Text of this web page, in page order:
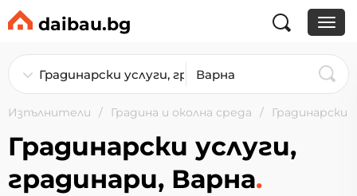
daibau.bg
Изпълнители Градина и околна среда Градинарски
Градинарски услуги,
градинари, Варна.